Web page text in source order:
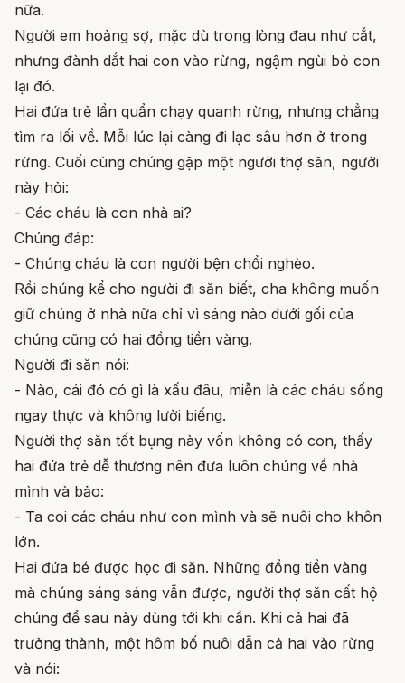
nữa.
Người em hoảng sợ, mặc dù trong lòng đau như cắt,
nhưng đành dắt hai con vào rừng, ngậm ngùi bỏ con
lại đó.
Hai đứa trẻ lẩn quẩn chạy quanh rừng, nhưng chẳng
tìm ra lối về. Mỗi lúc lại càng đi lạc sâu hơn ở trong
rừng. Cuối cùng chúng gặp một người thợ săn, người
này hỏi:
- Các cháu là con nhà ai?
Chúng đáp:
- Chúng cháu là con người bện chổi nghèo.
Rồi chúng kể cho người đi săn biết, cha không muốn
giữ chúng ở nhà nữa chỉ vì sáng nào dưới gối của
chúng cũng có hai đồng tiền vàng.
Người đi săn nói:
- Nào, cái đó có gì là xấu đâu, miễn là các cháu sống
ngay thực và không lười biếng.
Người thợ săn tốt bụng này vốn không có con, thấy
hai đứa trẻ dễ thương nên đưa luôn chúng về nhà
mình và bảo:
- Ta coi các cháu như con mình và sẽ nuôi cho khôn
lớn.
Hai đứa bé được học đi săn. Những đồng tiền vàng
mà chúng sáng sáng vẫn được, người thợ săn cất hộ
chúng để sau này dùng tới khi cần. Khi cả hai đã
trưởng thành, một hôm bố nuôi dẫn cả hai vào rừng
và nói: